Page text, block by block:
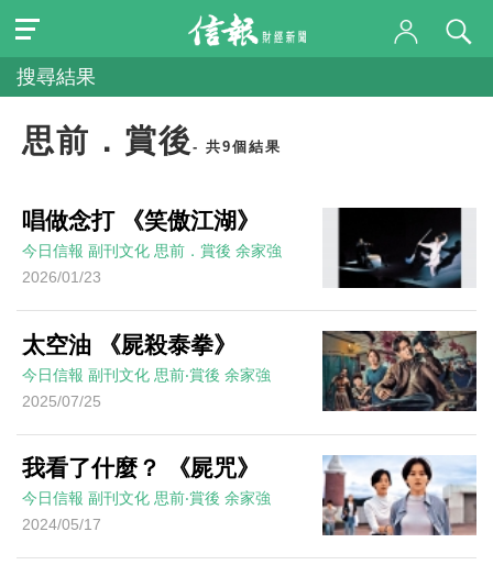
搜尋結果
思前．賞後 - 共9個結果
唱做念打 《笑傲江湖》
今日信報 副刊文化 思前．賞後 余家強
2026/01/23
太空油 《屍殺泰拳》
今日信報 副刊文化 思前‧賞後 余家強
2025/07/25
我看了什麼？ 《屍咒》
今日信報 副刊文化 思前‧賞後 余家強
2024/05/17